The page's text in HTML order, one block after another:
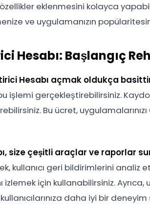
eklenmesini kolayca
ve uygulamanızın
Hesabı: Başlangıç
Hesabı açmak oldukça
işlemi gerçekleştirebilirsiniz.
Bu ücret,
size çeşitli araçlar ve raporlar
kullanıcı geri bildirimlerini analiz
için kullanabilirsiniz. Ayrıca,
daha iyi bir deneyim